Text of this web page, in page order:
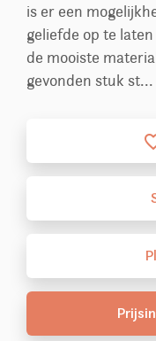
is er een
geliefde op te
de mooiste
gevonden stuk st...